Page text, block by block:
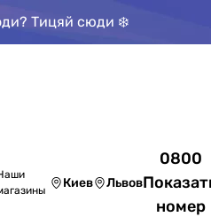
Тицяй сюди ❄️
Киев Львов
0800
номер